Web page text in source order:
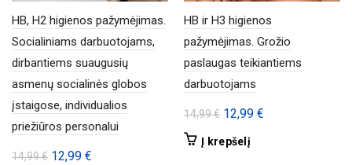
HB, H2 higienos pažymėjimas.
Socialiniams darbuotojams,
dirbantiems suaugusių
asmenų socialinės globos
įstaigose, individualios
priežiūros personalui
14,99€ Original
12,99 €
HB ir H3 higienos
pažymėjimas. Grožio
paslaugas teikiantiems
darbuotojams
14,99€ Original
was:
12,99 €
Į krepšelį